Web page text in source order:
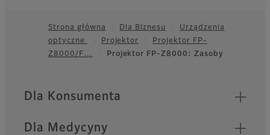
Footer
Strona główna Dla Biznesu
Urządzenia
optyczne
Projektor
Projektor FP-
Z8000/F…
Projektor FP-Z8000: Zasoby
Quick Links
Dla Konsumenta
Dla Medycyny